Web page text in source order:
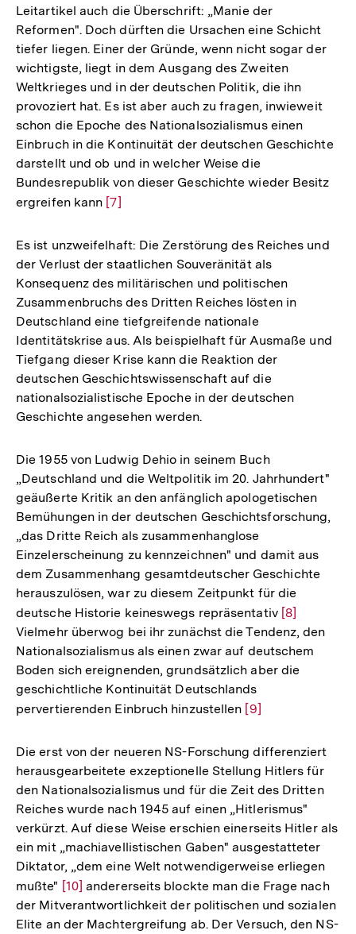
Leitartikel auch die Überschrift: „Manie der
Reformen". Doch dürften die Ursachen eine Schicht
tiefer liegen. Einer der Gründe, wenn nicht sogar der
wichtigste, liegt in dem Ausgang des Zweiten
Weltkrieges und in der deutschen Politik, die ihn
provoziert hat. Es ist aber auch zu fragen, inwieweit
schon die Epoche des Nationalsozialismus einen
Einbruch in die Kontinuität der deutschen Geschichte
darstellt und ob und in welcher Weise die
Bundesrepublik von dieser Geschichte wieder Besitz
ergreifen kann Zur
der
Fußnote
[7]
Es ist unzweifelhaft: Die Zerstörung des Reiches und
der Verlust der staatlichen Souveränität als
Konsequenz des militärischen und politischen
Zusammenbruchs des Dritten Reiches lösten in
Deutschland eine tiefgreifende nationale
Identitätskrise aus. Als beispielhaft für Ausmaße und
Tiefgang dieser Krise kann die Reaktion der
deutschen Geschichtswissenschaft auf die
nationalsozialistische Epoche in der deutschen
Geschichte angesehen werden.
Die 1955 von Ludwig Dehio in seinem Buch
„Deutschland und die Weltpolitik im 20. Jahrhundert"
geäußerte Kritik an den anfänglich apologetischen
Bemühungen in der deutschen Geschichtsforschung,
„das Dritte Reich als zusammenhanglose
Einzelerscheinung zu kennzeichnen" und damit aus
dem Zusammenhang gesamtdeutscher Geschichte
herauszulösen, war zu diesem Zeitpunkt für die
deutsche Historie keineswegs repräsentativ Zur
Auflösung
der
Fußnote
[8]
Vielmehr überwog bei ihr zunächst die Tendenz, den
Nationalsozialismus als einen zwar auf deutschem
Boden sich ereignenden, grundsätzlich aber die
geschichtliche Kontinuität Deutschlands
pervertierenden Einbruch hinzustellen Zur
der
Fußnote
[9]
Die erst von der neueren NS-Forschung differenziert
herausgearbeitete exzeptionelle Stellung Hitlers für
den Nationalsozialismus und für die Zeit des Dritten
Reiches wurde nach 1945 auf einen „Hitlerismus"
verkürzt. Auf diese Weise erschien einerseits Hitler als
ein mit „machiavellistischen Gaben" ausgestatteter
Diktator, „dem eine Welt notwendigerweise erliegen
mußte" Zur
Auflösung
der
[10] andererseits blockte man die Frage nach
der Mitverantwortlichkeit der politischen und sozialen
Elite an der Machtergreifung ab. Der Versuch, den NS-